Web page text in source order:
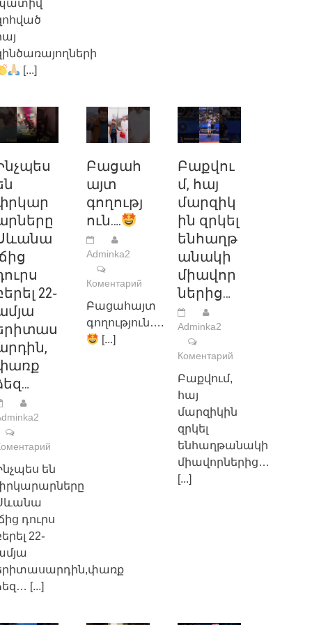
[...]
22֊
են
դուրս
22֊
[...]
Բացահ
այտ
գողությ
ուն….
Adminka2
Коментарий
Բացահայտ
գողություն….
[...]
Բաքվու
մ, հայ
մարզիկ
ին զրկել
ենհաղթ
անակի
միավոր
ներից…
Adminka2
Коментарий
Բաքվում,
հայ
մարզիկին
զրկել
ենհաղթանակի
միավորներից…
[...]